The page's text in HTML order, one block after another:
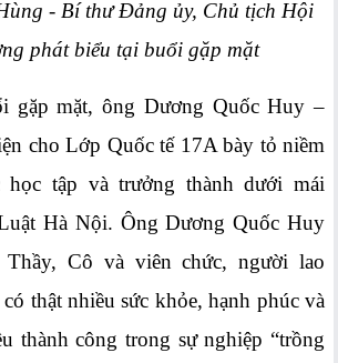
- Bí thư Đảng ủy, Chủ tịch Hội
phát biểu tại buổi gặp mặt
gặp mặt, ông Dương Quốc Huy –
cho Lớp Quốc tế 17A bày tỏ niềm
tập và trưởng thành dưới mái
Hà Nội. Ông Dương Quốc Huy
Cô và viên chức, người lao
thật nhiều sức khỏe, hạnh phúc và
thành công trong sự nghiệp “trồng